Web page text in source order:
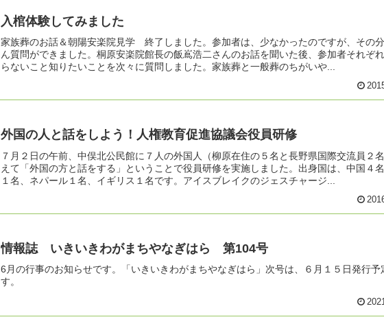
入棺体験してみました
家族葬のお話＆朝陽安楽院見学 終了しました。参加者は、少なかったのですが、その
ん質問ができました。桐原安楽院館長の飯嶌浩二さんのお話を聞いた後、参加者それぞ
らないこと知りたいことを次々に質問しました。家族葬と一般葬のちがいや...
外国の人と話をしよう！人権教育促進協議会役員研修
７月２日の午前、中俣北公民館に７人の外国人（柳原在住の５名と長野県国際交流員２
えて「外国の方と話をする」ということで役員研修を実施しました。出身国は、中国４
１名、ネパール１名、イギリス１名です。アイスブレイクのジェスチャージ...
情報誌 いきいきわがまちやなぎはら 第104号
6月の行事のお知らせです。「いきいきわがまちやなぎはら」次号は、６月１５日発行予
す。